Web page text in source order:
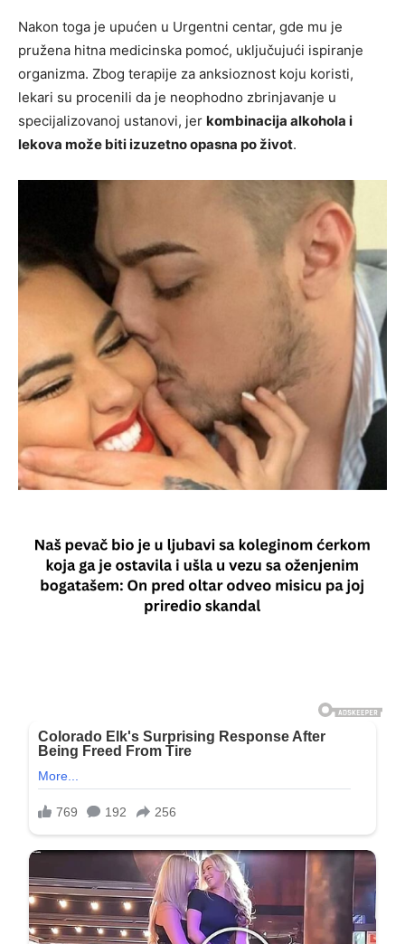
Nakon toga je upućen u Urgentni centar, gde mu je
pružena hitna medicinska pomoć, uključujući ispiranje
organizma. Zbog terapije za anksioznost koju koristi,
lekari su procenili da je neophodno zbrinjavanje u
specijalizovanoj ustanovi, jer kombinacija alkohola i
lekova može biti izuzetno opasna po život.